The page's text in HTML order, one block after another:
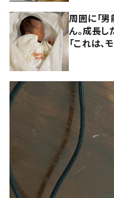
周囲に「
ん。成長し
「これは、